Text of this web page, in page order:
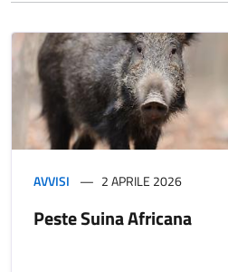
AVVISI 2 APRILE 2026
Peste Suina Africana